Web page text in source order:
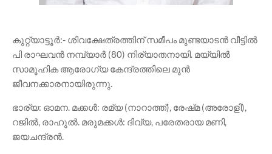
കുറ്റ്യാട്ടൂർ:- ശിവക്ഷേത്രത്തിന് സമീപം മുണ്ടയാടൻ വീട്ടിൽ
പി രാഘവൻ നമ്പ്യാർ (80) നിര്യാതനായി. മയ്യിൽ
സാമൂഹിക ആരോഗ്യ കേന്ദ്രത്തിലെ മുൻ
ജീവനക്കാരനായിരുന്നു.
ഭാര്യ: ഓമന. മക്കൾ: രമ്യ (നാറാത്ത്), രേഷ്‌മ (അരോളി),
റജിൽ, രാഹുൽ. മരുമക്കൾ: ദിവ്യ, പരേതരായ മണി,
ജയചന്ദ്രൻ.